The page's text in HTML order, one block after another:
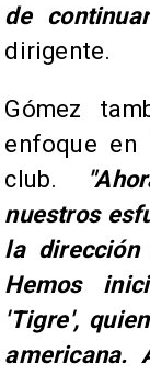
de
dirigente.
​Gómez
enfoque en
club.
nuestros
la dirección
Hemos
'Tigre',
americana.